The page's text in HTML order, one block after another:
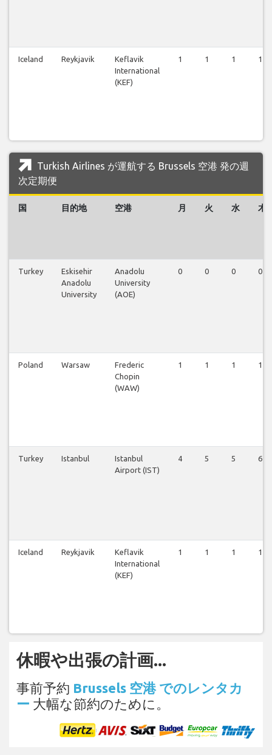
Iceland Reykjavik
Keflavik
International
(KEF)
1 1 1 1
Turkish Airlines が運航する Brussels 空港 発の週
次定期便
国 目的地 空港 月 火 水 木
Turkey
Eskisehir
Anadolu
University
Anadolu
University
(AOE)
0 0 0 0
Poland Warsaw
Frederic
Chopin
(WAW)
1 1 1 1
Turkey Istanbul
Istanbul
Airport (IST)
4 5 5 6
Iceland Reykjavik
Keflavik
International
(KEF)
1 1 1 1
休暇や出張の計画...
事前予約 Brussels 空港 でのレンタカ
ー 大幅な節約のために。